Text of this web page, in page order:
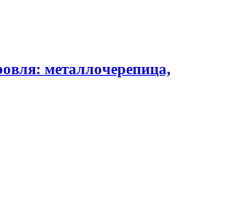
металлочерепица,